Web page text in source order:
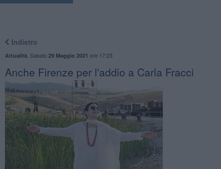
Indietro
Attualità Sabato 29 Maggio 2021 ore 17:23
Anche Firenze per l'addio a Carla Fracci